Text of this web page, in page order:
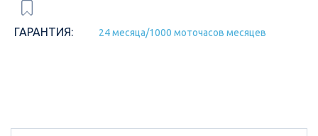
ГАРАНТИЯ: 24 месяца/1000 моточасов месяцев